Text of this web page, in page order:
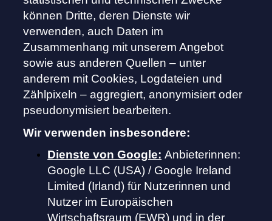
können Dritte, deren Dienste wir
verwenden, auch Daten im
Zusammenhang mit unserem Angebot
sowie aus anderen Quellen – unter
anderem mit Cookies, Logdateien und
Zählpixeln – aggregiert, anonymisiert oder
pseudonymisiert bearbeiten.
Wir verwenden insbesondere:
Dienste von Google: Anbieterinnen:
Google LLC (USA) / Google Ireland
Limited (Irland) für Nutzerinnen und
Nutzer im Europäischen
Wirtschaftsraum (EWR) und in der